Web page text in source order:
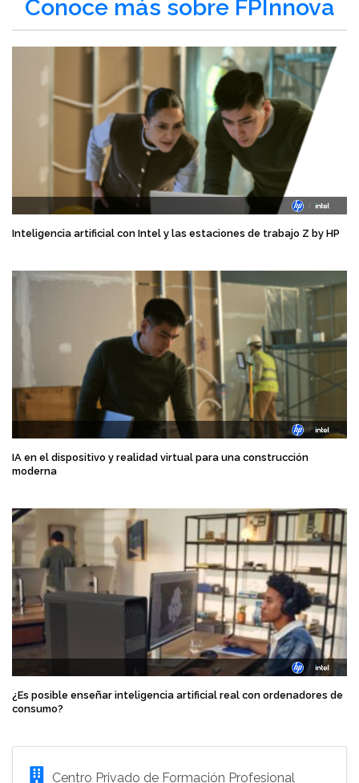
Conoce más sobre FPInnova
Inteligencia artificial con Intel y las estaciones de trabajo Z by HP
IA en el dispositivo y realidad virtual para una construcción
moderna
¿Es posible enseñar inteligencia artificial real con ordenadores de
consumo?
Centro Privado de Formación Profesional